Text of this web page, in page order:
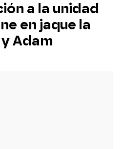
a la unidad
en jaque la
Adam